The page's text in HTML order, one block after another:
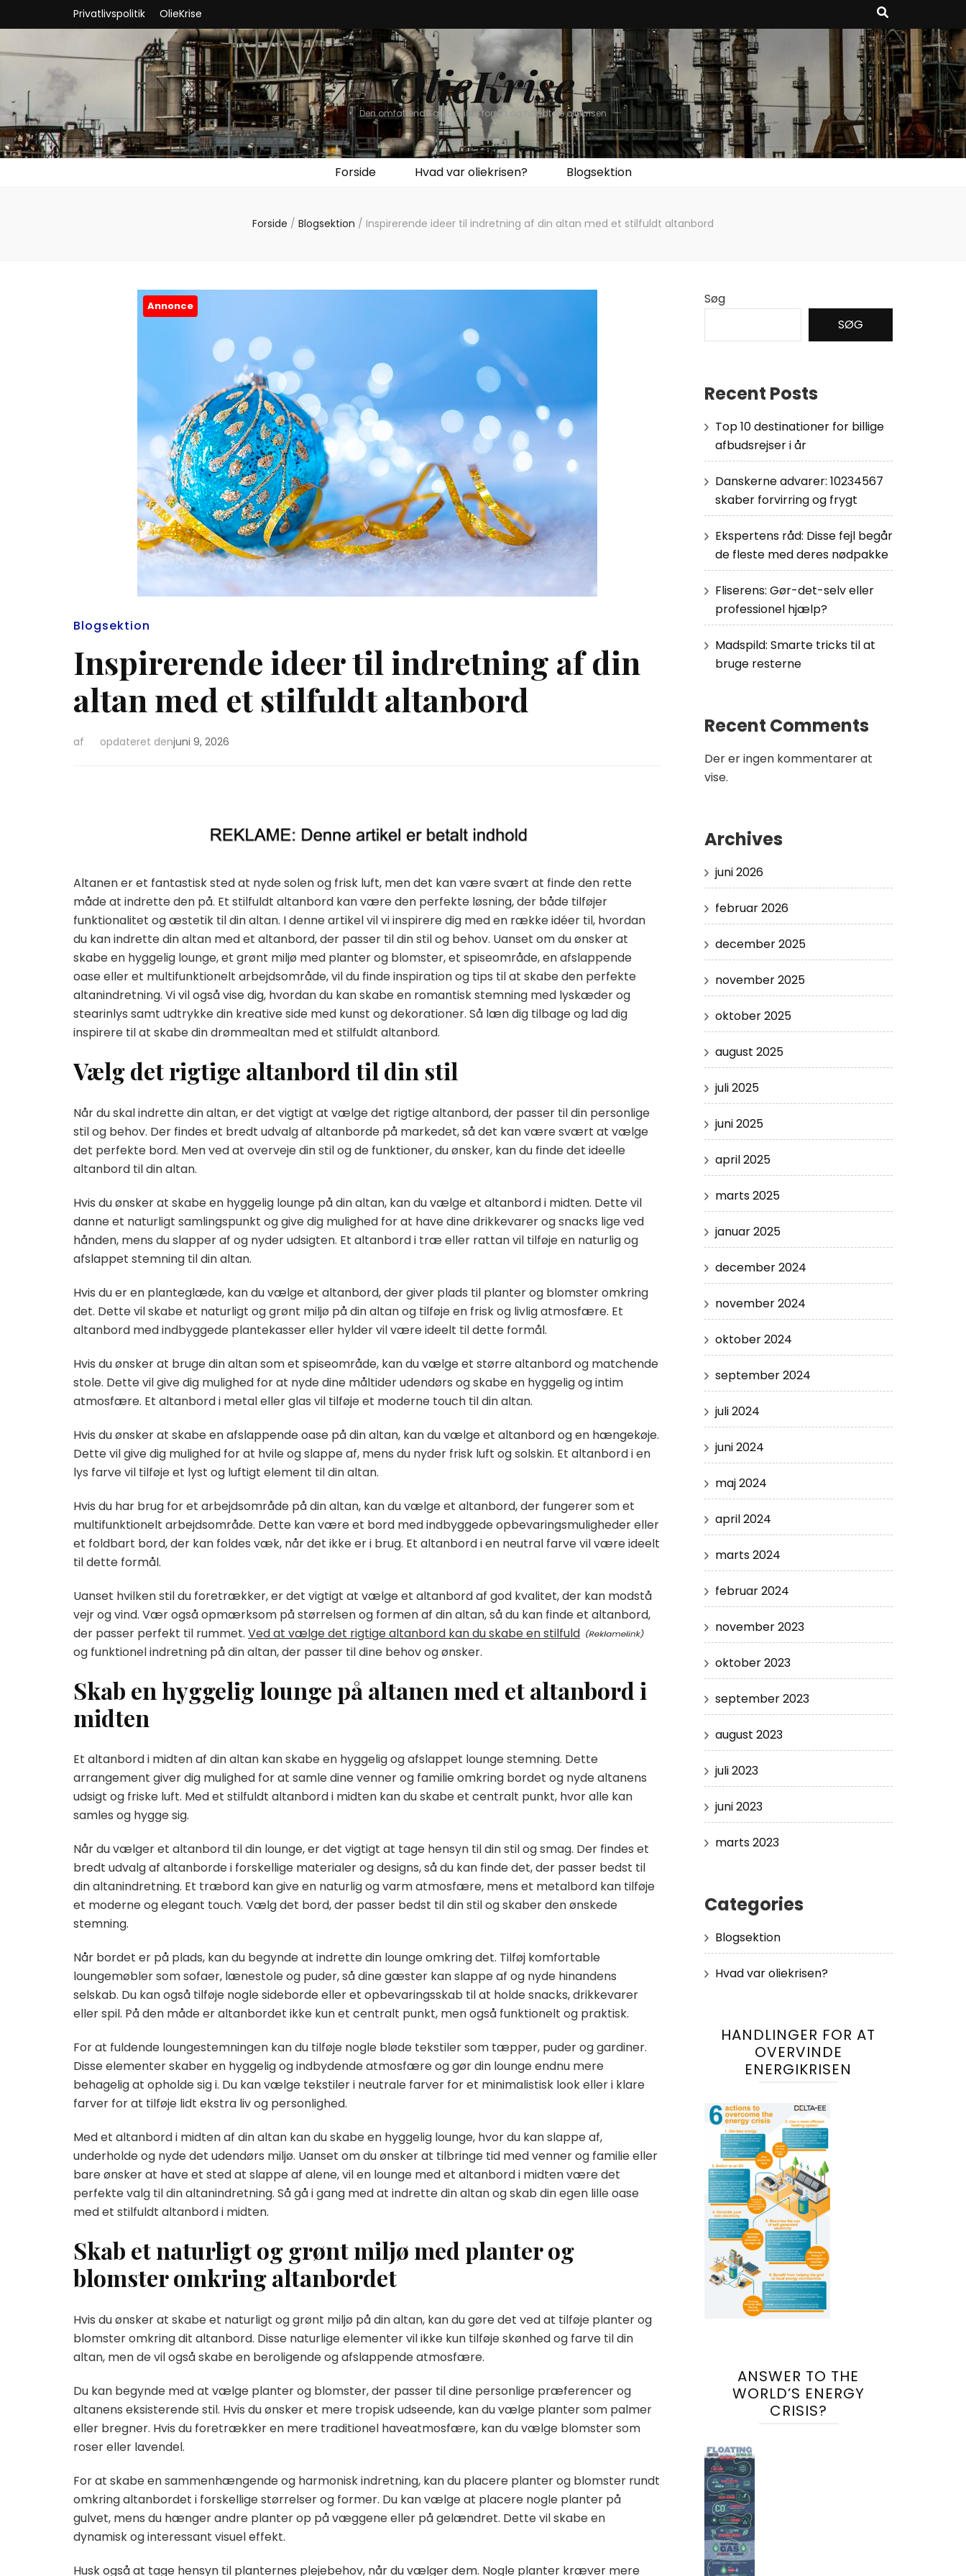
Privatlivspolitik OlieKrise
OlieKrise
Den omfattende guide til at forstå og håndtere oliekrisen
Forside Hvad var oliekrisen? Blogsektion
Forside / Blogsektion / Inspirerende ideer til indretning af din altan med et stilfuldt altanbord
Annonce
Blogsektion
Inspirerende ideer til indretning af din
altan med et stilfuldt altanbord
af opdateret denjuni 9, 2026
Altanen er et fantastisk sted at nyde solen og frisk luft, men det kan være svært at finde den rette
måde at indrette den på. Et stilfuldt altanbord kan være den perfekte løsning, der både tilføjer
funktionalitet og æstetik til din altan. I denne artikel vil vi inspirere dig med en række idéer til, hvordan
du kan indrette din altan med et altanbord, der passer til din stil og behov. Uanset om du ønsker at
skabe en hyggelig lounge, et grønt miljø med planter og blomster, et spiseområde, en afslappende
oase eller et multifunktionelt arbejdsområde, vil du finde inspiration og tips til at skabe den perfekte
altanindretning. Vi vil også vise dig, hvordan du kan skabe en romantisk stemning med lyskæder og
stearinlys samt udtrykke din kreative side med kunst og dekorationer. Så læn dig tilbage og lad dig
inspirere til at skabe din drømmealtan med et stilfuldt altanbord.
Vælg det rigtige altanbord til din stil
Når du skal indrette din altan, er det vigtigt at vælge det rigtige altanbord, der passer til din personlige
stil og behov. Der findes et bredt udvalg af altanborde på markedet, så det kan være svært at vælge
det perfekte bord. Men ved at overveje din stil og de funktioner, du ønsker, kan du finde det ideelle
altanbord til din altan.
Hvis du ønsker at skabe en hyggelig lounge på din altan, kan du vælge et altanbord i midten. Dette vil
danne et naturligt samlingspunkt og give dig mulighed for at have dine drikkevarer og snacks lige ved
hånden, mens du slapper af og nyder udsigten. Et altanbord i træ eller rattan vil tilføje en naturlig og
afslappet stemning til din altan.
Hvis du er en planteglæde, kan du vælge et altanbord, der giver plads til planter og blomster omkring
det. Dette vil skabe et naturligt og grønt miljø på din altan og tilføje en frisk og livlig atmosfære. Et
altanbord med indbyggede plantekasser eller hylder vil være ideelt til dette formål.
Hvis du ønsker at bruge din altan som et spiseområde, kan du vælge et større altanbord og matchende
stole. Dette vil give dig mulighed for at nyde dine måltider udendørs og skabe en hyggelig og intim
atmosfære. Et altanbord i metal eller glas vil tilføje et moderne touch til din altan.
Hvis du ønsker at skabe en afslappende oase på din altan, kan du vælge et altanbord og en hængekøje.
Dette vil give dig mulighed for at hvile og slappe af, mens du nyder frisk luft og solskin. Et altanbord i en
lys farve vil tilføje et lyst og luftigt element til din altan.
Hvis du har brug for et arbejdsområde på din altan, kan du vælge et altanbord, der fungerer som et
multifunktionelt arbejdsområde. Dette kan være et bord med indbyggede opbevaringsmuligheder eller
et foldbart bord, der kan foldes væk, når det ikke er i brug. Et altanbord i en neutral farve vil være ideelt
til dette formål.
Uanset hvilken stil du foretrækker, er det vigtigt at vælge et altanbord af god kvalitet, der kan modstå
vejr og vind. Vær også opmærksom på størrelsen og formen af din altan, så du kan finde et altanbord,
der passer perfekt til rummet. Ved at vælge det rigtige altanbord kan du skabe en stilfuld
og funktionel indretning på din altan, der passer til dine behov og ønsker.
Skab en hyggelig lounge på altanen med et altanbord i
midten
Et altanbord i midten af din altan kan skabe en hyggelig og afslappet lounge stemning. Dette
arrangement giver dig mulighed for at samle dine venner og familie omkring bordet og nyde altanens
udsigt og friske luft. Med et stilfuldt altanbord i midten kan du skabe et centralt punkt, hvor alle kan
samles og hygge sig.
Når du vælger et altanbord til din lounge, er det vigtigt at tage hensyn til din stil og smag. Der findes et
bredt udvalg af altanborde i forskellige materialer og designs, så du kan finde det, der passer bedst til
din altanindretning. Et træbord kan give en naturlig og varm atmosfære, mens et metalbord kan tilføje
et moderne og elegant touch. Vælg det bord, der passer bedst til din stil og skaber den ønskede
stemning.
Når bordet er på plads, kan du begynde at indrette din lounge omkring det. Tilføj komfortable
loungemøbler som sofaer, lænestole og puder, så dine gæster kan slappe af og nyde hinandens
selskab. Du kan også tilføje nogle sideborde eller et opbevaringsskab til at holde snacks, drikkevarer
eller spil. På den måde er altanbordet ikke kun et centralt punkt, men også funktionelt og praktisk.
For at fuldende loungestemningen kan du tilføje nogle bløde tekstiler som tæpper, puder og gardiner.
Disse elementer skaber en hyggelig og indbydende atmosfære og gør din lounge endnu mere
behagelig at opholde sig i. Du kan vælge tekstiler i neutrale farver for et minimalistisk look eller i klare
farver for at tilføje lidt ekstra liv og personlighed.
Med et altanbord i midten af din altan kan du skabe en hyggelig lounge, hvor du kan slappe af,
underholde og nyde det udendørs miljø. Uanset om du ønsker at tilbringe tid med venner og familie eller
bare ønsker at have et sted at slappe af alene, vil en lounge med et altanbord i midten være det
perfekte valg til din altanindretning. Så gå i gang med at indrette din altan og skab din egen lille oase
med et stilfuldt altanbord i midten.
Skab et naturligt og grønt miljø med planter og
blomster omkring altanbordet
Hvis du ønsker at skabe et naturligt og grønt miljø på din altan, kan du gøre det ved at tilføje planter og
blomster omkring dit altanbord. Disse naturlige elementer vil ikke kun tilføje skønhed og farve til din
altan, men de vil også skabe en beroligende og afslappende atmosfære.
Du kan begynde med at vælge planter og blomster, der passer til dine personlige præferencer og
altanens eksisterende stil. Hvis du ønsker et mere tropisk udseende, kan du vælge planter som palmer
eller bregner. Hvis du foretrækker en mere traditionel haveatmosfære, kan du vælge blomster som
roser eller lavendel.
For at skabe en sammenhængende og harmonisk indretning, kan du placere planter og blomster rundt
omkring altanbordet i forskellige størrelser og former. Du kan vælge at placere nogle planter på
gulvet, mens du hænger andre planter op på væggene eller på gelændret. Dette vil skabe en
dynamisk og interessant visuel effekt.
Husk også at tage hensyn til planternes plejebehov, når du vælger dem. Nogle planter kræver mere
Søg
SØG
Recent Posts
Top 10 destinationer for billige
afbudsrejser i år
Danskerne advarer: 10234567
skaber forvirring og frygt
Ekspertens råd: Disse fejl begår
de fleste med deres nødpakke
Fliserens: Gør-det-selv eller
professionel hjælp?
Madspild: Smarte tricks til at
bruge resterne
Recent Comments
Der er ingen kommentarer at
vise.
Archives
juni 2026
februar 2026
december 2025
november 2025
oktober 2025
august 2025
juli 2025
juni 2025
april 2025
marts 2025
januar 2025
december 2024
november 2024
oktober 2024
september 2024
juli 2024
juni 2024
maj 2024
april 2024
marts 2024
februar 2024
november 2023
oktober 2023
september 2023
august 2023
juli 2023
juni 2023
marts 2023
Categories
Blogsektion
Hvad var oliekrisen?
HANDLINGER FOR AT
OVERVINDE
ENERGIKRISEN
ANSWER TO THE
WORLD’S ENERGY
CRISIS?